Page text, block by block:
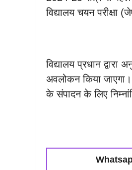
विद्यालय चयन परीक्षा
विद्यालय प्रधान
अवलोकन किया
के संपादन के लिए